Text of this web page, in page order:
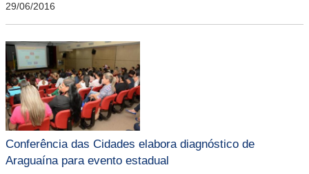
29/06/2016
Conferência das Cidades elabora diagnóstico de
Araguaína para evento estadual